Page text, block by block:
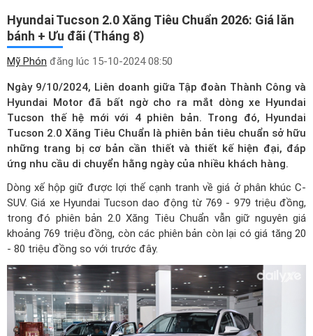
Hyundai Tucson 2.0 Xăng Tiêu Chuẩn 2026: Giá lăn
bánh + Ưu đãi (Tháng 8)
Mỹ Phón đăng lúc 15-10-2024 08:50
Ngày 9/10/2024, Liên doanh giữa Tập đoàn Thành Công và
Hyundai Motor đã bất ngờ cho ra mắt dòng xe Hyundai
Tucson thế hệ mới với 4 phiên bản. Trong đó, Hyundai
Tucson 2.0 Xăng Tiêu Chuẩn là phiên bản tiêu chuẩn sở hữu
những trang bị cơ bản cần thiết và thiết kế hiện đại, đáp
ứng nhu cầu di chuyển hằng ngày của nhiều khách hàng.
Dòng xế hộp giữ được lợi thế cạnh tranh về giá ở phân khúc C-
SUV.Giá xe Hyundai Tucson dao động từ 769 - 979 triệu đồng,
trong đó phiên bản 2.0 Xăng Tiêu Chuẩn vẫn giữ nguyên giá
khoảng 769 triệu đồng, còn các phiên bản còn lại có giá tăng 20
- 80 triệu đồng so với trước đây.